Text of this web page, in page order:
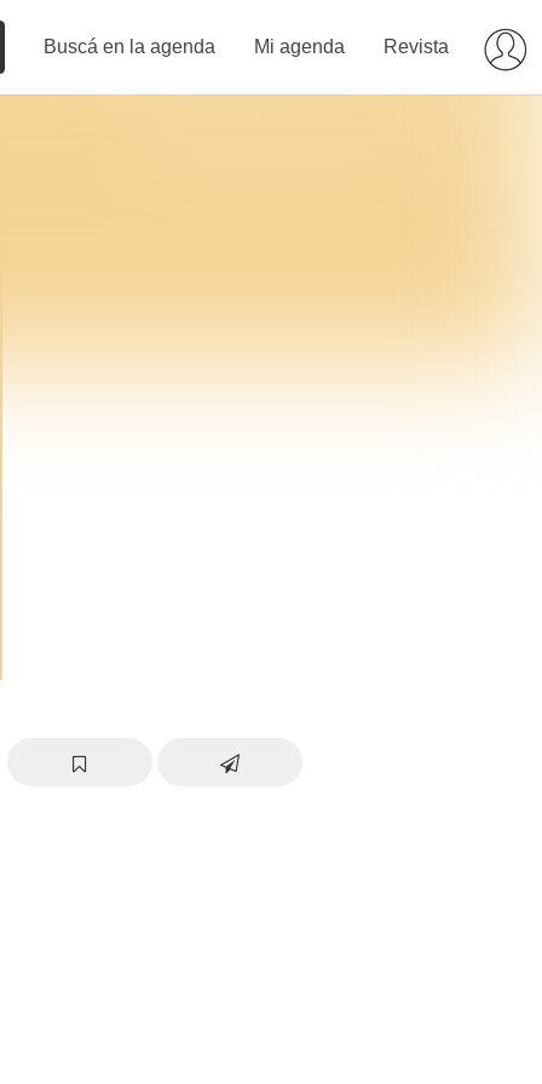
Buscá en la agenda Mi agenda Revista